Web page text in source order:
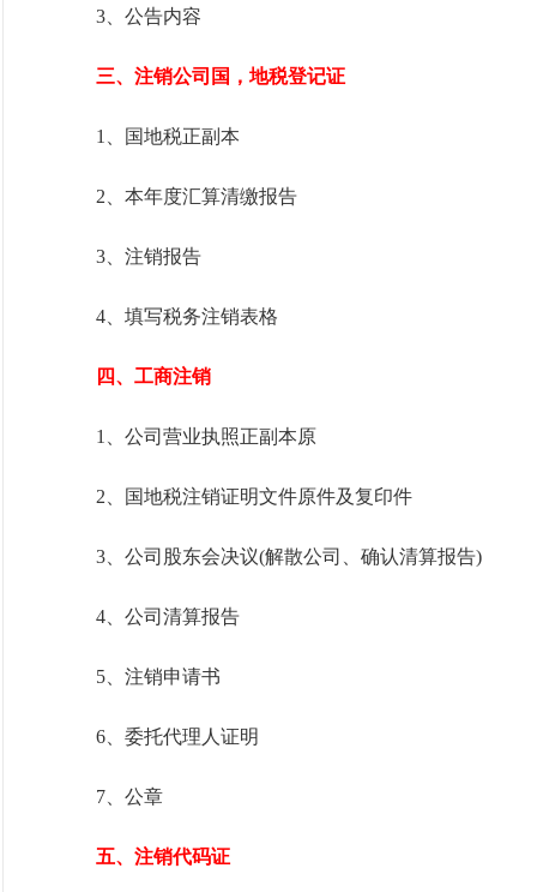
3、公告内容
三、注销公司国，地税登记证
1、国地税正副本
2、本年度汇算清缴报告
3、注销报告
4、填写税务注销表格
四、工商注销
1、公司营业执照正副本原
2、国地税注销证明文件原件及复印件
3、公司股东会决议(解散公司、确认清算报告)
4、公司清算报告
5、注销申请书
6、委托代理人证明
7、公章
五、注销代码证